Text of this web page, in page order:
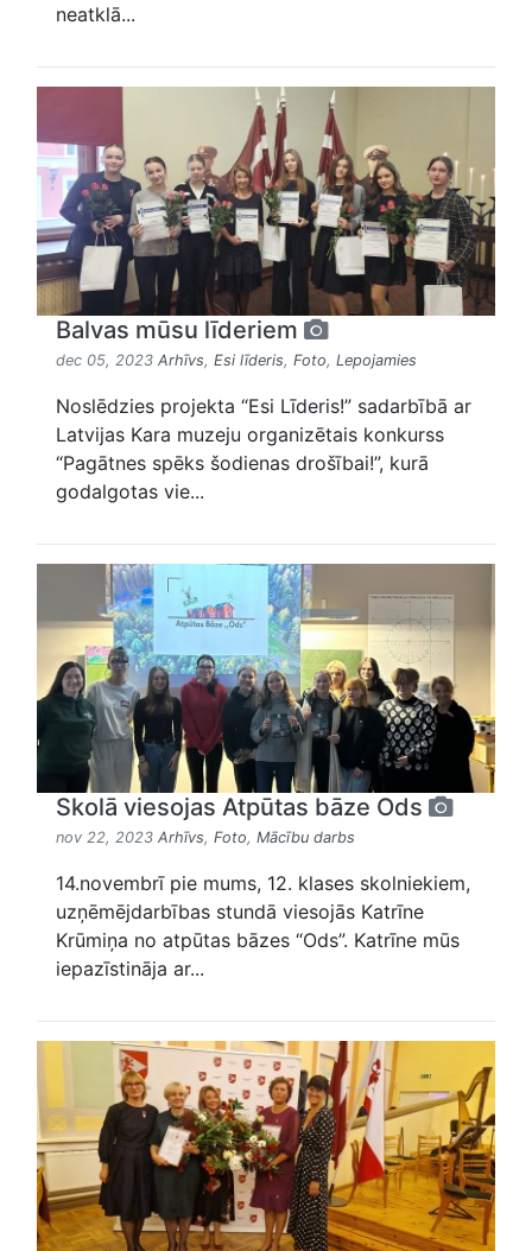
neatklā...
Balvas mūsu līderiem
dec 05, 2023 Arhīvs, Esi līderis, Foto, Lepojamies
Noslēdzies projekta “Esi Līderis!” sadarbībā ar
Latvijas Kara muzeju organizētais konkurss
“Pagātnes spēks šodienas drošībai!”, kurā
godalgotas vie...
Skolā viesojas Atpūtas bāze Ods
nov 22, 2023 Arhīvs, Foto, Mācību darbs
14.novembrī pie mums, 12. klases skolniekiem,
uzņēmējdarbības stundā viesojās Katrīne
Krūmiņa no atpūtas bāzes “Ods”. Katrīne mūs
iepazīstināja ar...